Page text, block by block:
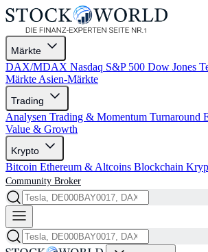
Märkte
DAX/MDAX Nasdaq S&P 500 Dow Jones
Märkte Asien-Märkte
Trading
Analysen Trading & Momentum Turnaround
Value & Growth
Krypto
Bitcoin Ethereum & Altcoins Blockchain
Community Broker